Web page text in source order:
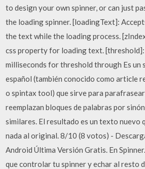
to design your own spinner, or can just
the loading spinner. [loadingText]:
the text while the loading process.
css property for loading text. [threshold]:
milliseconds for threshold through Es un
español (también conocido como article
o spintax tool) que sirve para
reemplazan bloques de palabras por
similares. El resultado es un texto nuevo
nada al original. 8/10 (8 votos) -
Android Última Versión Gratis. En
que controlar tu spinner y echar al resto